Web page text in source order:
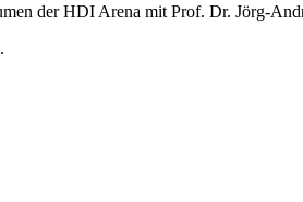
der HDI Arena mit Prof. Dr. Jörg-